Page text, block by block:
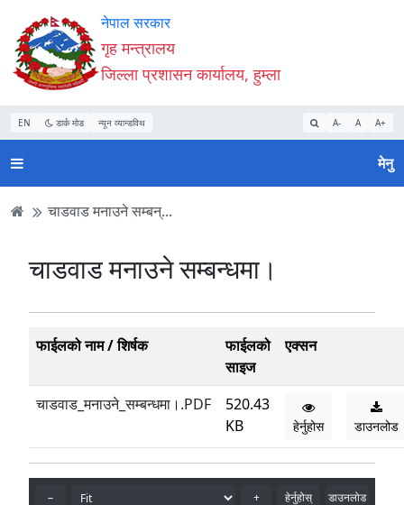
Accessibility
Mode
सुरु
गर्नुहोस्
सामाग्री
पढ्नुहाेस्
नेभिगेसन
पढ्नुहाेस्
वेबसाइट
खोजमा
जानुहोस्
नेपाल सरकार
गृह मन्त्रालय
जिल्ला प्रशासन कार्यालय, हुम्ला
EN डार्क मोड न्यून व्यान्डविथ A- A A+
मेनु
चाडवाड मनाउने सम्बन्...
चाडवाड मनाउने सम्बन्धमा।
फाईलको नाम / शिर्षक
फाईलको
साइज
एक्सन
चाडवाड_मनाउने_सम्बन्धमा।.PDF
520.43
KB
हेर्नुहोस डाउनलोड